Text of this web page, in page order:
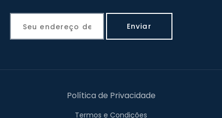
Política de Privacidade
Termos e Condições